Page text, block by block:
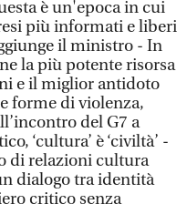
è un'epoca in cui
più informati e liberi
il ministro - In
la più potente risorsa
e il miglior antidoto
forme di violenza,
del G7 a
‘cultura’ è ‘civiltà’ -
di relazioni cultura
dialogo tra identità
critico senza